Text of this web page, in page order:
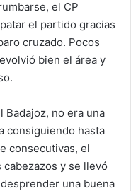
el CP
el partido gracias
cruzado. Pocos
bien el área y
Badajoz, no era una
consiguiendo hasta
consecutivas, el
y se llevó
una buena